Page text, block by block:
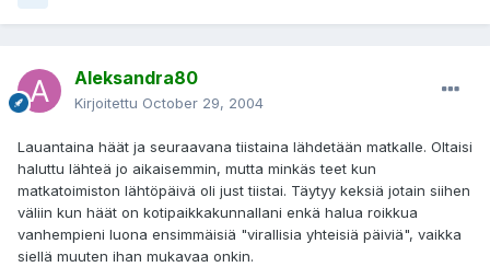
Aleksandra80
Kirjoitettu October 29, 2004
Lauantaina häät ja seuraavana tiistaina lähdetään matkalle. Oltaisi
haluttu lähteä jo aikaisemmin, mutta minkäs teet kun
matkatoimiston lähtöpäivä oli just tiistai. Täytyy keksiä jotain siihen
väliin kun häät on kotipaikkakunnallani enkä halua roikkua
vanhempieni luona ensimmäisiä "virallisia yhteisiä päiviä", vaikka
siellä muuten ihan mukavaa onkin.